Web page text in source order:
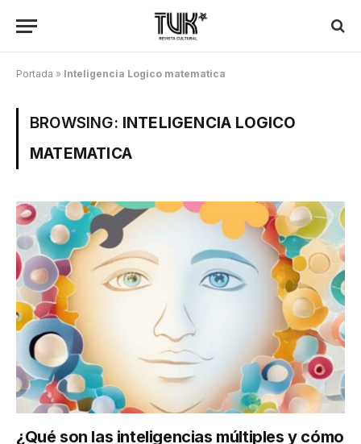
Portada » Inteligencia Logico matematica
BROWSING: INTELIGENCIA LOGICO
MATEMATICA
¿Qué son las inteligencias múltiples y cómo